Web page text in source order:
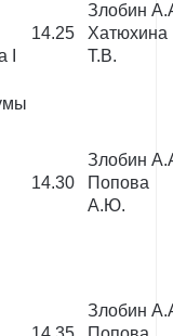
I
14.25
Злобин
Хатюхина
Т.В.
14.30
Злобин
Попова
А.Ю.
Злобин